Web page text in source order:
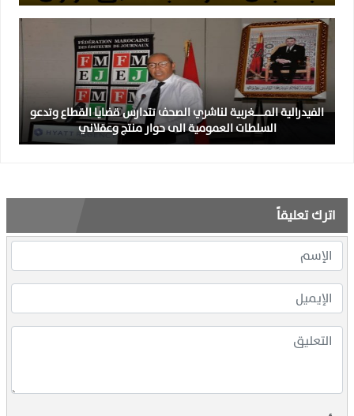
الفيدرالية المــــــغربية لناشري الصحف تتدارس قضايا القطاع وتدعو
السلطات العمومية الى حوار منتج وعقلاني
اترك تعليقاً